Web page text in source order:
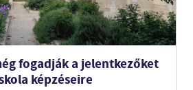
fogadják a jelentkezőket
képzéseire